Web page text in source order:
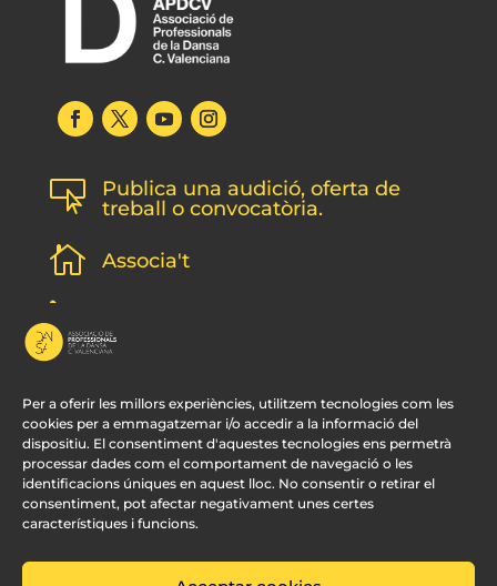
Per a oferir les millors experiències, utilitzem tecnologies com les
cookies per a emmagatzemar i/o accedir a la informació del
dispositiu. El consentiment d'aquestes tecnologies ens permetrà
processar dades com el comportament de navegació o les
identificacions úniques en aquest lloc. No consentir o retirar el
consentiment, pot afectar negativament unes certes
característiques i funcions.

Publica una audició, oferta de
treball o convocatòria.
 Associa't
l